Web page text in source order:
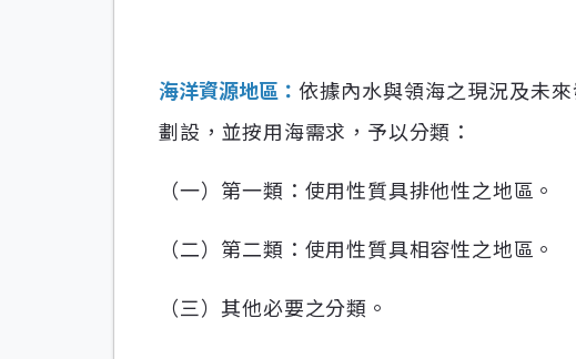
海洋資源地區： 依據內水與領海之現況及未
劃設，並按用海需求，予以分類：
（一）第一類：使用性質具排他性之地區。
（二）第二類：使用性質具相容性之地區。
（三）其他必要之分類。